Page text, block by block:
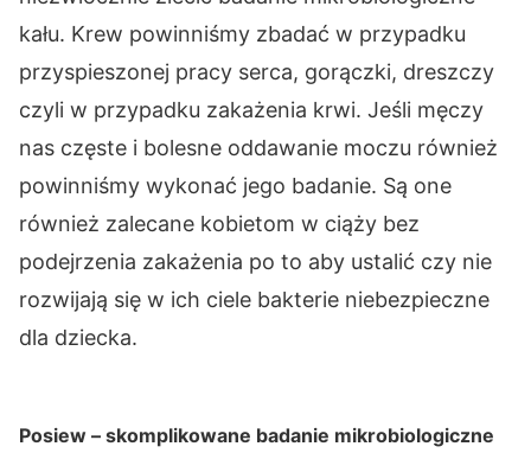
kału. Krew powinniśmy zbadać w przypadku
przyspieszonej pracy serca, gorączki, dreszczy
czyli w przypadku zakażenia krwi. Jeśli męczy
nas częste i bolesne oddawanie moczu również
powinniśmy wykonać jego badanie. Są one
również zalecane kobietom w ciąży bez
podejrzenia zakażenia po to aby ustalić czy nie
rozwijają się w ich ciele bakterie niebezpieczne
dla dziecka.
Posiew – skomplikowane badanie mikrobiologiczne